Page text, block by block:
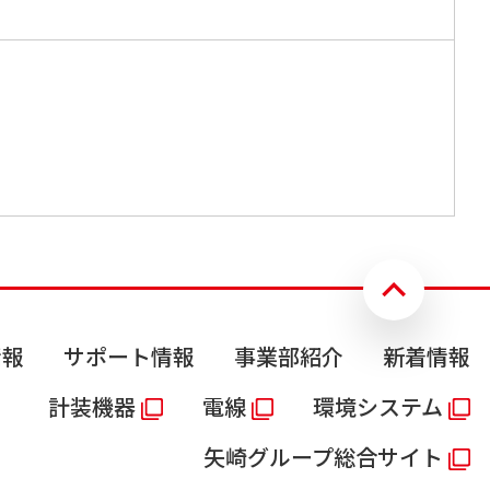
サポート情報 事業部紹介
新着情報
計装機器
電線
環境システム
矢崎グループ総合サイト